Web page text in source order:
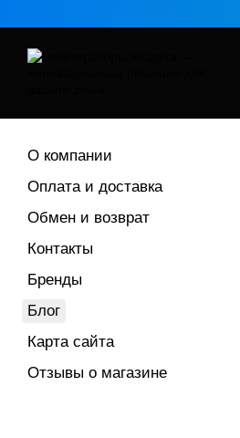
О компании
Оплата и доставка
Обмен и возврат
Контакты
Бренды
Блог
Карта сайта
Отзывы о магазине